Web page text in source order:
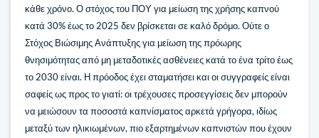
κάθε χρόνο. Ο στόχος του ΠΟΥ για μείωση της χρήσης καπνού
κατά 30% έως το 2025 δεν βρίσκεται σε καλό δρόμο. Ούτε ο
Στόχος Βιώσιμης Ανάπτυξης για μείωση της πρόωρης
θνησιμότητας από μη μεταδοτικές ασθένειες κατά το ένα τρίτο έως
το 2030 είναι. Η πρόοδος έχει σταματήσει και οι συγγραφείς είναι
σαφείς ως προς το γιατί: οι τρέχουσες προσεγγίσεις δεν μπορούν
να μειώσουν τα ποσοστά καπνίσματος αρκετά γρήγορα, ιδίως
μεταξύ των ηλικιωμένων, πιο εξαρτημένων καπνιστών που έχουν